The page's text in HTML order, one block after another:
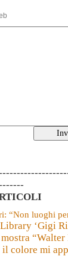
“Non luoghi
‘Gigi
colore mi